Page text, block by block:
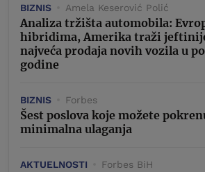
BIZNIS Amela Keserović Polić
Analiza tržišta automobila:
hibridima, Amerika traži
najveća prodaja novih vozila u
godine
BIZNIS Forbes
Šest poslova koje možete
minimalna ulaganja
AKTUELNOSTI Forbes BiH